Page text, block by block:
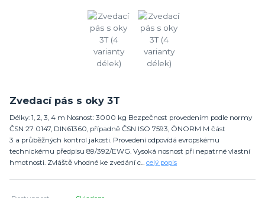
Zvedací pás s oky 3T
Délky: 1, 2, 3, 4 m Nosnost: 3000 kg Bezpečnost provedením podle normy
ČSN 27 0147, DIN61360, případně ČSN ISO 7593, ÖNORM M část
3 a průběžných kontrol jakosti. Provedení odpovídá evropskému
technickému předpisu 89/392/EWG. Vysoká nosnost při nepatrné vlastní
hmotnosti. Zvláště vhodné ke zvedání c... celý popis